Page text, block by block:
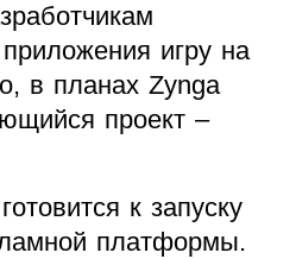
игру на
в планах Zyngа
проект –
к запуску
платформы.